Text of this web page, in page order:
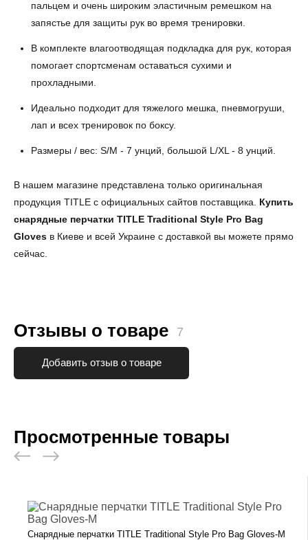
пальцем и очень широким эластичным ремешком на
запястье для защиты рук во время тренировки.
В комплекте влагоотводящая подкладка для рук, которая
помогает спортсменам оставаться сухими и
прохладными.
Идеально подходит для тяжелого мешка, пневмогруши,
лап и всех тренировок по боксу.
Размеры / вес: S/M - 7 унций, большой L/XL - 8 унций.
В нашем магазине представлена только оригинальная
продукция TITLE с официальных сайтов поставщика. Купить
снарядные перчатки TITLE Traditional Style Pro Bag
Gloves в Киеве и всей Украине с доставкой вы можете прямо
сейчас.
Отзывы о товаре 7
Добавить отзыв о товаре
Просмотренные товары
Снарядные перчатки TITLE Traditional Style Pro Bag Gloves-M